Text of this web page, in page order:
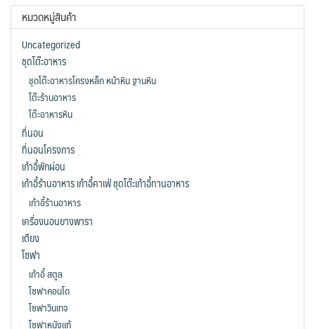
หมวดหมู่สินค้า
Uncategorized
ชุดโต๊ะอาหาร
ชุดโต๊ะอาหารโครงหล็ก หน้าหิน ฐานหิน
โต๊ะร้านอาหาร
โต๊ะอาหารหิน
ที่นอน
ที่นอนโครงการ
เก้าอี้พักผ่อน
เก้าอี้ร้านอาหาร เก้าอี้คาเฟ่ ชุดโต๊ะเก้าอี้ทานอาหาร
เก้าอี้ร้านอาหาร
เครื่องนอนยางพารา
เตียง
โซฟา
เก้าอี้ สตูล
โซฟาคอนโด
โซฟาวินเทจ
โซฟาหนังแท้